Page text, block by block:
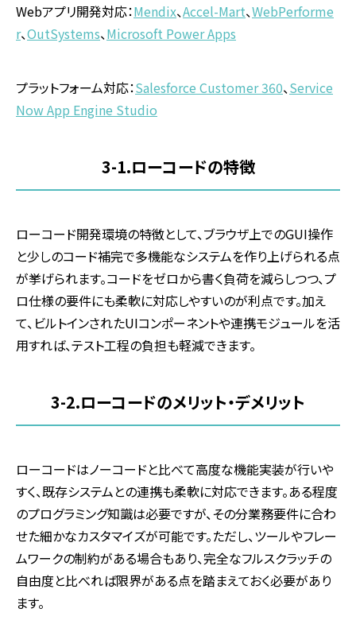
Webアプリ開発対応：Mendix、Accel-Mart、WebPerforme
r、OutSystems、Microsoft Power Apps
プラットフォーム対応：Salesforce Customer 360、Service
Now App Engine Studio
3-1.ローコードの特徴
ローコード開発環境の特徴として、ブラウザ上でのGUI操作
と少しのコード補完で多機能なシステムを作り上げられる点
が挙げられます。コードをゼロから書く負荷を減らしつつ、プ
ロ仕様の要件にも柔軟に対応しやすいのが利点です。加え
て、ビルトインされたUIコンポーネントや連携モジュールを活
用すれば、テスト工程の負担も軽減できます。
3-2.ローコードのメリット・デメリット
ローコードはノーコードと比べて高度な機能実装が行いや
すく、既存システムとの連携も柔軟に対応できます。ある程度
のプログラミング知識は必要ですが、その分業務要件に合わ
せた細かなカスタマイズが可能です。ただし、ツールやフレー
ムワークの制約がある場合もあり、完全なフルスクラッチの
自由度と比べれば限界がある点を踏まえておく必要があり
ます。